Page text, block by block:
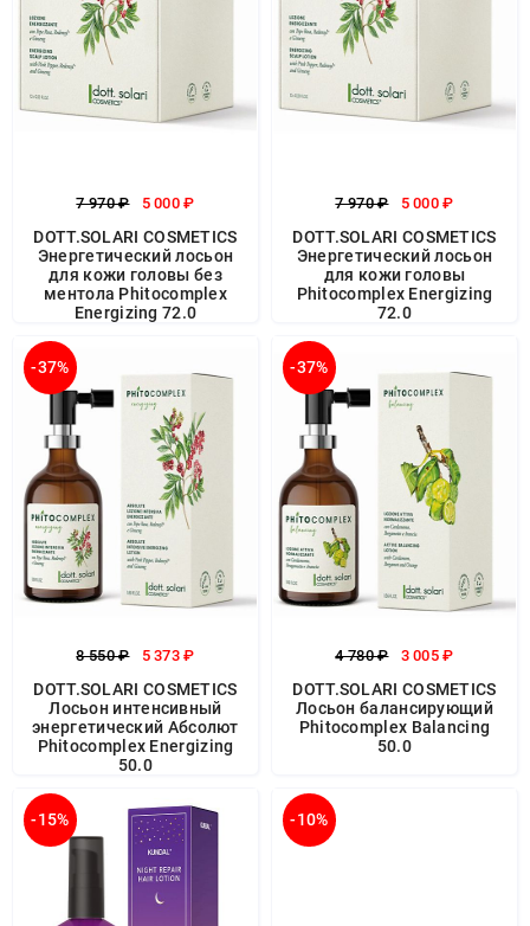
7 970 ₽ 5 000 ₽
DOTT.SOLARI COSMETICS
Энергетический лосьон
для кожи головы без
ментола Phitocomplex
Energizing 72.0
7 970 ₽ 5 000 ₽
DOTT.SOLARI COSMETICS
Энергетический лосьон
для кожи головы
Phitocomplex Energizing
72.0
-37%
8 550 ₽ 5 373 ₽
DOTT.SOLARI COSMETICS
Лосьон интенсивный
энергетический Абсолют
Phitocomplex Energizing
50.0
-37%
4 780 ₽ 3 005 ₽
DOTT.SOLARI COSMETICS
Лосьон балансирующий
Phitocomplex Balancing
50.0
-15% -10%